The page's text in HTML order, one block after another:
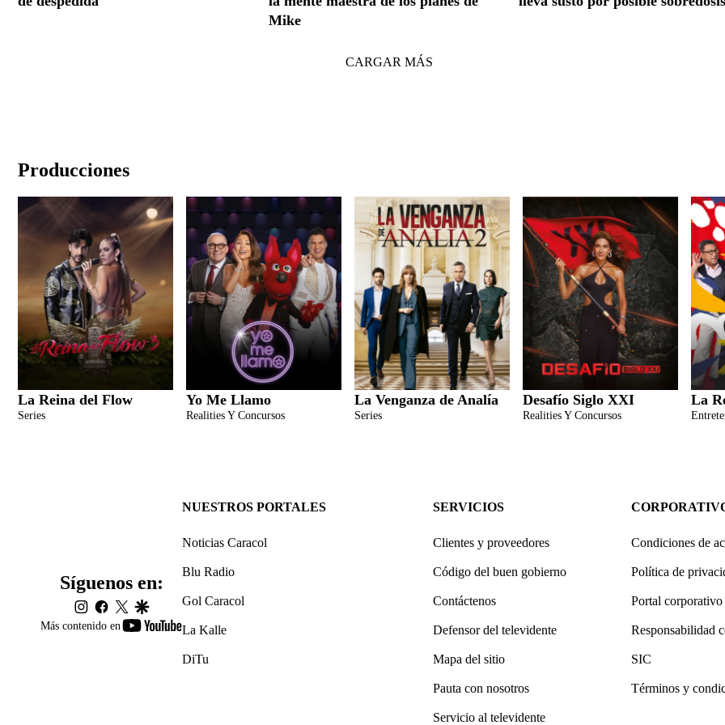
Mike
CARGAR MÁS
Producciones
La Reina del Flow
Series
Yo Me Llamo
Realities Y Concursos
La Venganza de Analía
Series
Desafío Siglo XXI
Realities Y Concursos
La
Más contenido en
youtube-
Síguenos en:
instagram
facebook
twittergoogle
NUESTROS PORTALES
Noticias Caracol
Blu Radio
Gol Caracol
La Kalle
DiTu
SERVICIOS
Clientes y proveedores
Código del buen gobierno
Contáctenos
Defensor del televidente
Mapa del sitio
Pauta con nosotros
Servicio al televidente
Condiciones de
Política de
Portal corporativo
Responsabilidad
SIC
Términos y